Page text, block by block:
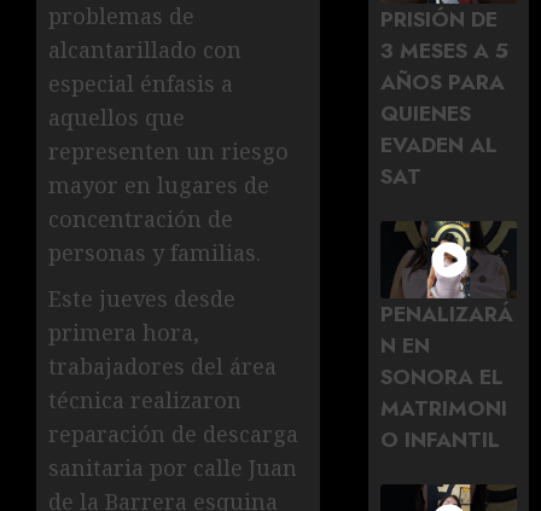
problemas de
alcantarillado con
especial énfasis a
aquellos que
representen un riesgo
mayor en lugares de
concentración de
personas y familias.
Este jueves desde
primera hora,
trabajadores del área
técnica realizaron
reparación de descarga
sanitaria por calle Juan
de la Barrera esquina
PRISIÓN DE
3 MESES A 5
AÑOS PARA
QUIENES
EVADEN AL
SAT
PENALIZARÁ
N EN
SONORA EL
MATRIMONI
O INFANTIL